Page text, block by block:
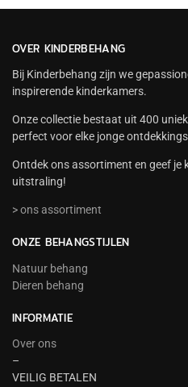
OVER KINDERBEHANG
Bij Kinderbehang zijn we
inspirerende kinderkamers.
Onze collectie bestaat uit 400
perfect voor elke jonge
Ontdek ons assortiment en geef je
uitstraling!
> ons assortiment
ONZE BEHANGSTIJLEN
Natuur behang
Dieren behang
INFORMATIE
Over ons
–
VEILIG BETALEN